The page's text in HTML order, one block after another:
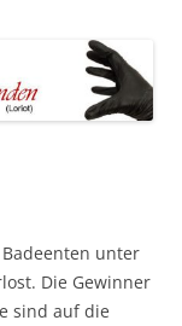
unter
Die Gewinner
sind auf die